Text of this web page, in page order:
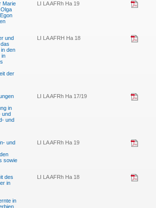
Marie
LI LA AFRh Ha 19
und
den
in
der
LI LA AFRH Ha 18
in
und
und
LI LA AFRh Ha 17/19
und
sowie
LI LA AFRh Ha 19
des
in
in
LI LA AFRh Ha 18